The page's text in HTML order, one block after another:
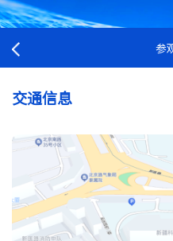
参
交通信息